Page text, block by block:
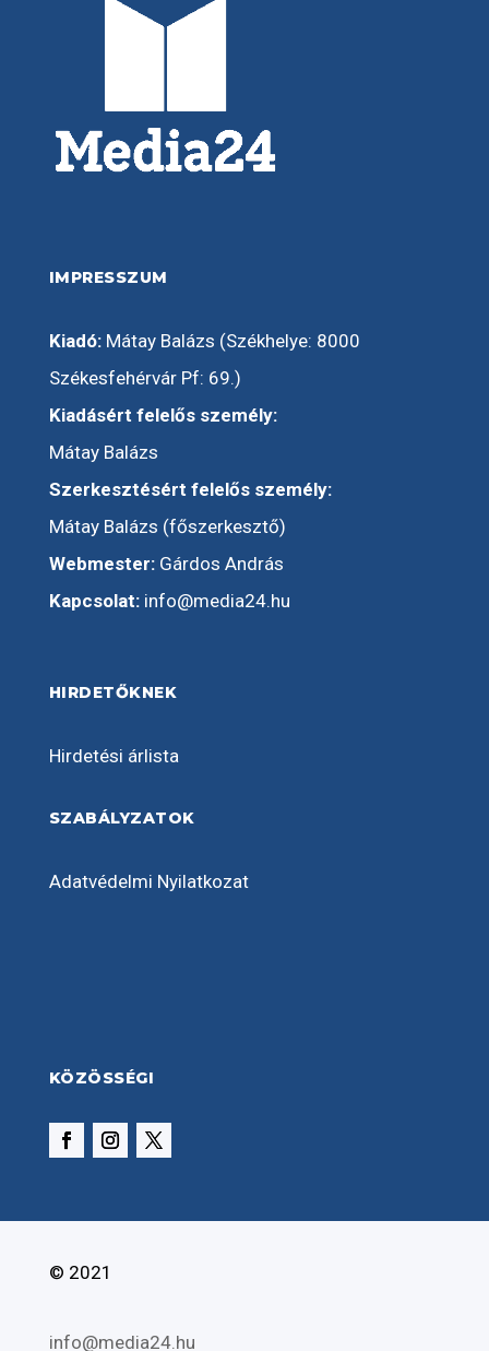
IMPRESSZUM
Kiadó:Mátay Balázs (Székhelye: 8000
Székesfehérvár Pf: 69.)
Kiadásért felelős személy:
Mátay Balázs
Szerkesztésért felelős személy:
Mátay Balázs (főszerkesztő)
Webmester:Gárdos András
Kapcsolat: info@media24.hu
HIRDETŐKNEK
Hirdetési árlista
SZABÁLYZATOK
Adatvédelmi Nyilatkozat
KÖZÖSSÉGI
© 2021
info@media24.hu